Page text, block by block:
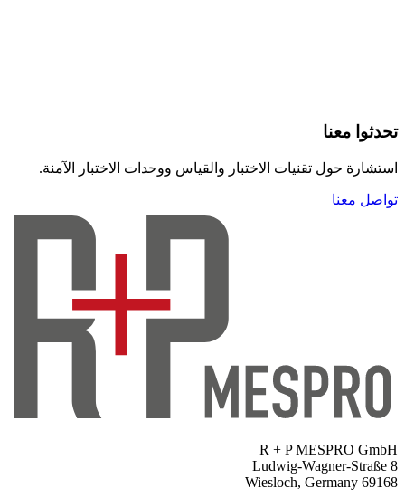
تحدثوا معنا
استشارة حول تقنيات الاختبار والقياس ووحدات الاختبار الآمنة.
تواصل معنا
R + P MESPRO GmbH
Ludwig-Wagner-Straße 8
69168 Wiesloch, Germany